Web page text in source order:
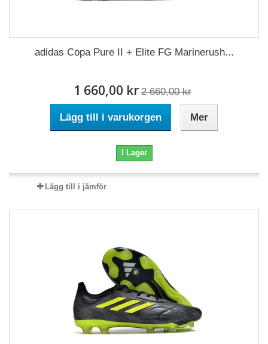
adidas Copa Pure II + Elite FG Marinerush...
1 660,00 kr 2 660,00 kr
Lägg till i varukorgen Mer
I Lager
Lägg till i jämför